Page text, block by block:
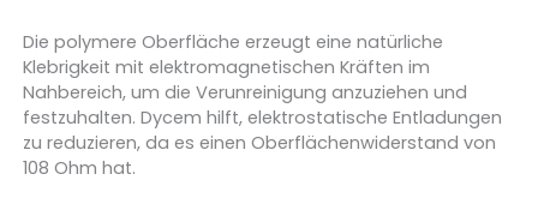
Die polymere Oberfläche erzeugt eine natürliche
Klebrigkeit mit elektromagnetischen Kräften im
Nahbereich, um die Verunreinigung anzuziehen und
festzuhalten. Dycem hilft, elektrostatische Entladungen
zu reduzieren, da es einen Oberflächenwiderstand von
108 Ohm hat.